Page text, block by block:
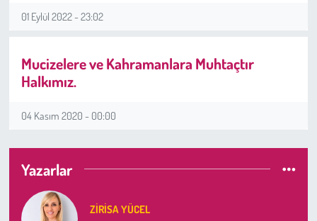
01 Eylül 2022 - 23:02
Mucizelere ve Kahramanlara Muhtaçtır
Halkımız.
04 Kasım 2020 - 00:00
Yazarlar
ZIRISA YÜCEL
Tarım
Eğlence